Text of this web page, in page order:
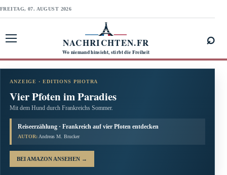
FREITAG, 07. AUGUST 2026
NACHRICHTEN.FR
Wo niemand hinsieht, stirbt die Freiheit
⌕
ANZEIGE · EDITIONS PHOTRA
Vier Pfoten im Paradies
Mit dem Hund durch Frankreichs Sommer.
Reiseerzählung · Frankreich auf vier Pfoten entdecken
AUTOR: Andreas M. Brucker
BEI AMAZON ANSEHEN →